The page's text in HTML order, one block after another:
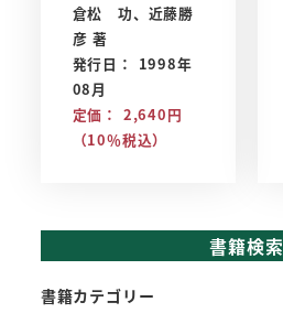
倉松 功、近藤勝
彦 著
発行日： 1998年
08月
定価： 2,640円
（10％税込）
書籍検索
書籍カテゴリー